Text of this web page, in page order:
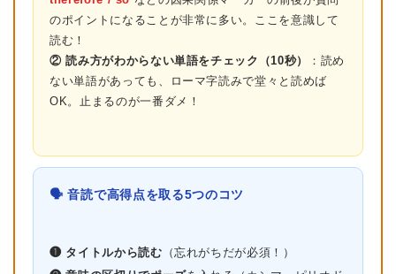
のポイントになることが非常に多い。ここを意識して
読む！
② 読み方がわからない単語をチェック（10秒）
：読め
ない単語があっても、ローマ字読みで堂々と読めば
OK。止まるのが一番ダメ！
🗣 音読で高得点を取る5つのコツ
❶ タイトルから読む （忘れがちだが必須！）